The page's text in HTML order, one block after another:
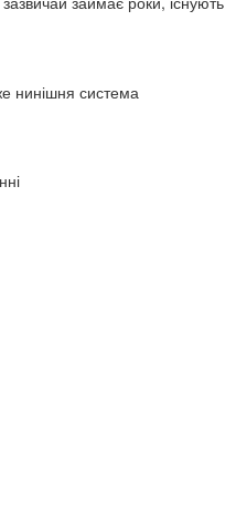
нинішня система